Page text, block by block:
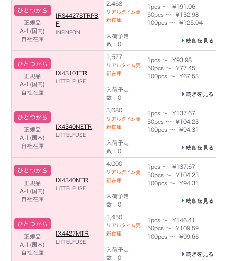
ひとつから
正規品
A-1(国内)
自社在庫
IRS4427STRPB
F
INFINEON
2,468
リアルタイム更
新在庫
入荷予定
数 : 0
1pcs ～ ¥191.06
50pcs ～ ¥132.98
100pcs ～ ¥125.04
続きを見る
ひとつから
正規品
A-1(国内)
自社在庫
IX4310TTR
LITTELFUSE
1,577
リアルタイム更
新在庫
入荷予定
数 : 0
1pcs ～ ¥93.98
50pcs ～ ¥77.45
100pcs ～ ¥67.53
続きを見る
ひとつから
正規品
A-1(国内)
自社在庫
IX4340NETR
LITTELFUSE
3,680
リアルタイム更
新在庫
入荷予定
数 : 0
1pcs ～ ¥137.67
50pcs ～ ¥104.23
100pcs ～ ¥94.31
続きを見る
ひとつから
正規品
A-1(国内)
自社在庫
IX4340NTR
LITTELFUSE
4,000
リアルタイム更
新在庫
入荷予定
数 : 0
1pcs ～ ¥137.67
50pcs ～ ¥104.23
100pcs ～ ¥94.31
続きを見る
ひとつから
正規品
A-1(国内)
自社在庫
IX4427MTR
LITTELFUSE
1,450
リアルタイム更
新在庫
入荷予定
数 : 0
1pcs ～ ¥146.41
50pcs ～ ¥109.59
100pcs ～ ¥99.66
続きを見る